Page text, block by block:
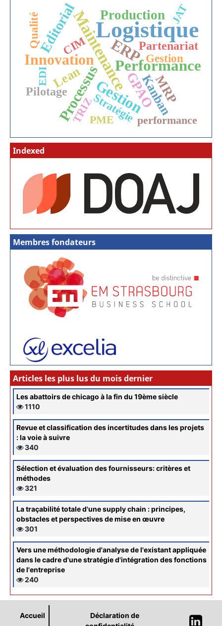
Logistique
Maintenance
Gestion
ERP
Performance
Processus
Innovation
Editorial
GPAO
Production
Kanban
MRP
Lean
Partenariat
Pilotage
CIM
Gestion
Stratégie
Qualité
performance
TRIZPME
EDI
JAT
Indexed
Membres fondateurs
Articles les plus lus du mois dernier
Les abattoirs de chicago à la fin du 19ème siècle
1110
Revue et classification des incertitudes dans les projets
: la voie à suivre
340
Sélection et évaluation des fournisseurs: critères et
méthodes
321
La traçabilité totale d'une supply chain : principes,
obstacles et perspectives de mise en œuvre
301
Vers une méthodologie d'analyse de l'existant appliquée
dans le cadre d'une stratégie d'intégration des fonctions
de l'entreprise
240
Accueil
Déclaration de